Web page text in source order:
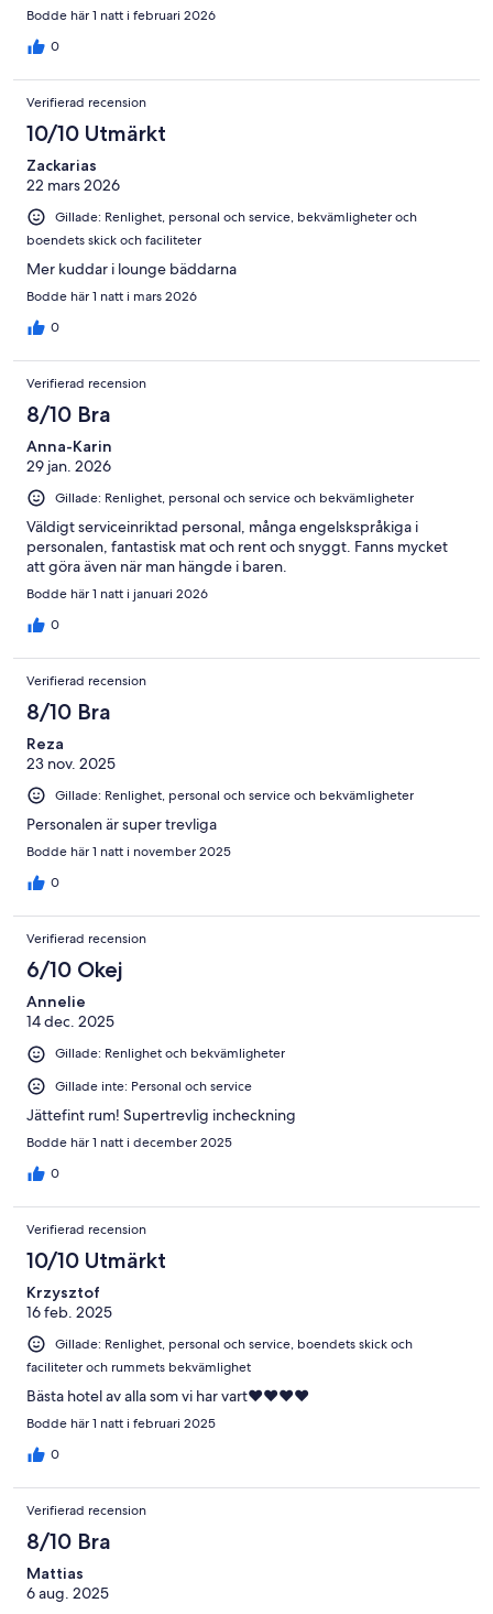
Bodde här 1 natt i februari 2026
0
Verifierad recension
10/10 Utmärkt
Zackarias
22 mars 2026
Gillade: Renlighet, personal och service, bekvämligheter och
boendets skick och faciliteter
Mer kuddar i lounge bäddarna
Bodde här 1 natt i mars 2026
0
Verifierad recension
8/10 Bra
Anna-Karin
29 jan. 2026
Gillade: Renlighet, personal och service och bekvämligheter
Väldigt serviceinriktad personal, många engelskspråkiga i
personalen, fantastisk mat och rent och snyggt. Fanns mycket
att göra även när man hängde i baren.
Bodde här 1 natt i januari 2026
0
Verifierad recension
8/10 Bra
Reza
23 nov. 2025
Gillade: Renlighet, personal och service och bekvämligheter
Personalen är super trevliga
Bodde här 1 natt i november 2025
0
Verifierad recension
6/10 Okej
Annelie
14 dec. 2025
Gillade: Renlighet och bekvämligheter
Gillade inte: Personal och service
Jättefint rum! Supertrevlig incheckning
Bodde här 1 natt i december 2025
0
Verifierad recension
10/10 Utmärkt
Krzysztof
16 feb. 2025
Gillade: Renlighet, personal och service, boendets skick och
faciliteter och rummets bekvämlighet
Bästa hotel av alla som vi har vart❤️❤️❤️❤️
Bodde här 1 natt i februari 2025
0
Verifierad recension
8/10 Bra
Mattias
6 aug. 2025